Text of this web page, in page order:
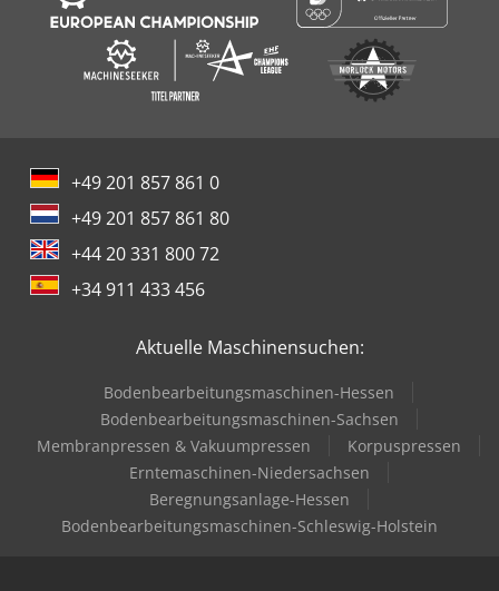
+49 201 857 861 0
+49 201 857 861 80
+44 20 331 800 72
+34 911 433 456
Aktuelle Maschinensuchen:
Bodenbearbeitungsmaschinen-Hessen
Bodenbearbeitungsmaschinen-Sachsen
Membranpressen & Vakuumpressen
Korpuspressen
Erntemaschinen-Niedersachsen
Beregnungsanlage-Hessen
Bodenbearbeitungsmaschinen-Schleswig-Holstein